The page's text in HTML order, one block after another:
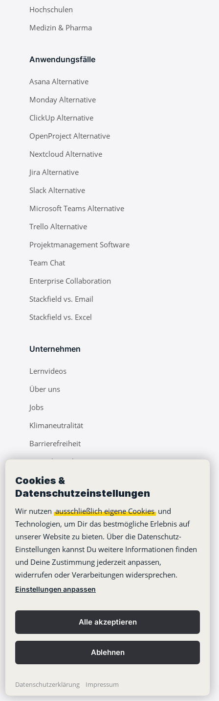
Cookies &
Datenschutzeinstellungen
Wir nutzen ausschließlich eigene Cookies und
Technologien, um Dir das bestmögliche Erlebnis auf
unserer Website zu bieten. Über die Datenschutz-
Einstellungen kannst Du weitere Informationen finden
und Deine Zustimmung jederzeit anpassen,
widerrufen oder Verarbeitungen widersprechen.
Datenschutzerklärung Impressum
Einstellungen anpassen
Alle akzeptieren
Ablehnen
Hochschulen
Medizin & Pharma
Anwendungsfälle
Asana Alternative
Monday Alternative
ClickUp Alternative
OpenProject Alternative
Nextcloud Alternative
Jira Alternative
Slack Alternative
Microsoft Teams Alternative
Trello Alternative
Projektmanagement Software
Team Chat
Enterprise Collaboration
Stackfield vs. Email
Stackfield vs. Excel
Unternehmen
Lernvideos
Über uns
Jobs
Klimaneutralität
Barrierefreiheit
Pressebereich
Webinare
Learning Center
Blog
Copyright © 2012-2026
Kontakt
Datenschutzeinstellungen